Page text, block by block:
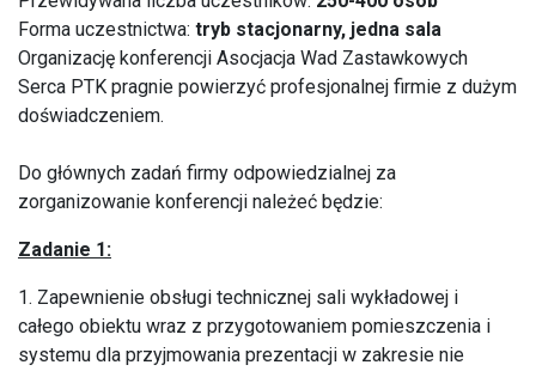
Forma uczestnictwa: tryb stacjonarny, jedna sala
Organizację konferencji Asocjacja Wad Zastawkowych
Serca PTK pragnie powierzyć profesjonalnej firmie z dużym
doświadczeniem.
Do głównych zadań firmy odpowiedzialnej za
zorganizowanie konferencji należeć będzie:
Zadanie 1:
1. Zapewnienie obsługi technicznej sali wykładowej i
całego obiektu wraz z przygotowaniem pomieszczenia i
systemu dla przyjmowania prezentacji w zakresie nie